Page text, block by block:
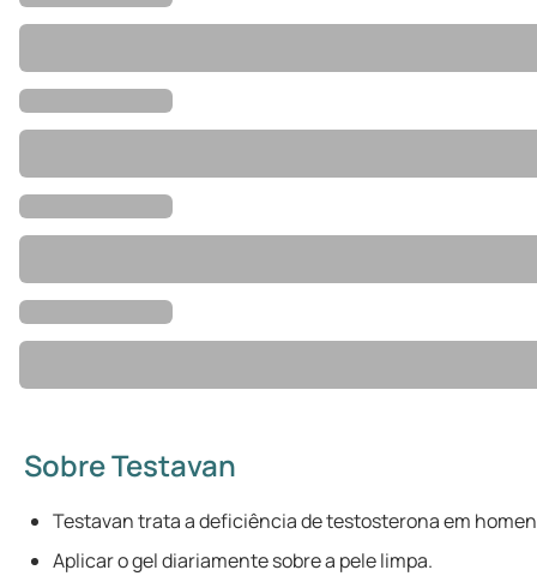
Sobre Testavan
Testavan trata a deficiência de testosterona em
Aplicar o gel diariamente sobre a pele limpa.